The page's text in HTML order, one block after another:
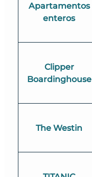
Apartamentos
enteros
Clipper
Boardinghouse
The Westin